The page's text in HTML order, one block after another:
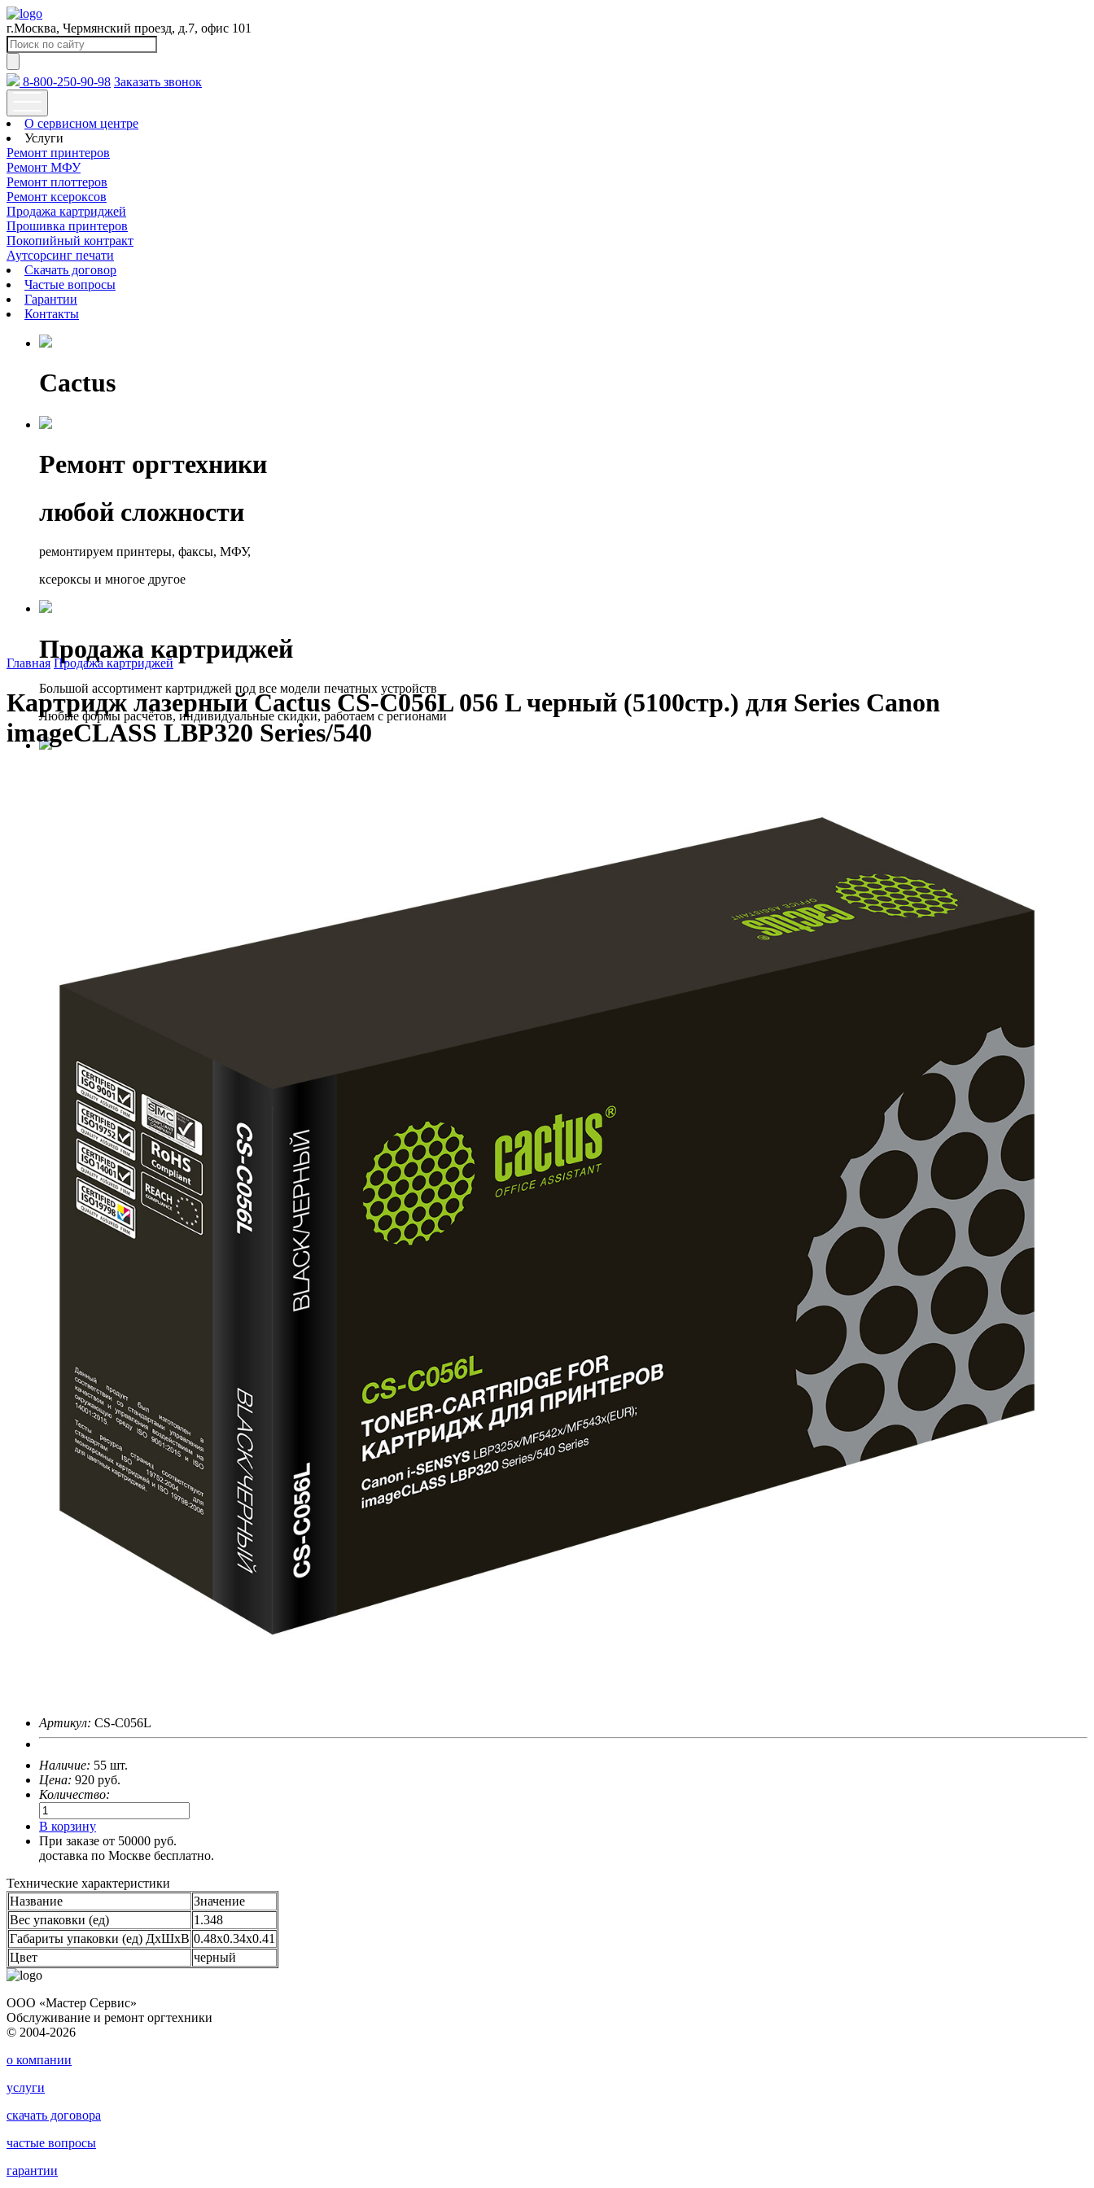
г.Москва, Чермянский проезд, д.7, офис 101
8-800-250-90-98 Заказать звонок
О сервисном центре
Услуги
Ремонт принтеров
Ремонт МФУ
Ремонт плоттеров
Ремонт ксероксов
Продажа картриджей
Прошивка принтеров
Покопийный контракт
Аутсорсинг печати
Скачать договор
Частые вопросы
Гарантии
Контакты
Cactus
Ремонт оргтехники
любой сложности
ремонтируем принтеры, факсы, МФУ,
ксероксы и многое другое
Продажа картриджей
Большой ассортимент картриджей под все модели печатных устройств
Любые формы расчётов, индивидуальные скидки, работаем с регионами
Первым партнёром по сервису в категориях «Расходные материалы» и
«Устройства печати» G&G стал московский сервисный центр «Мастер-Сервис»
сертифицированных специалистов по ремонту и поддержке устройств печати
наименований расходных материалов, запчастей и более 16 000 товаров под заказ
Главная Продажа картриджей
Картридж лазерный Cactus CS-C056L 056 L черный (5100стр.) для Series Canon
imageCLASS LBP320 Series/540
Артикул: CS-C056L
Наличие: 55 шт.
Цена: 920 руб.
Количество:
В корзину
При заказе от 50000 руб.
доставка по Москве бесплатно.
Технические характеристики
Название
Значение
Вес упаковки (ед)
1.348
Габариты упаковки (ед) ДхШхВ 0.48x0.34x0.41
Цвет
черный
ООО «Мастер Сервис»
Обслуживание и ремонт оргтехники
© 2004-2026
о компании
услуги
скачать договора
частые вопросы
гарантии